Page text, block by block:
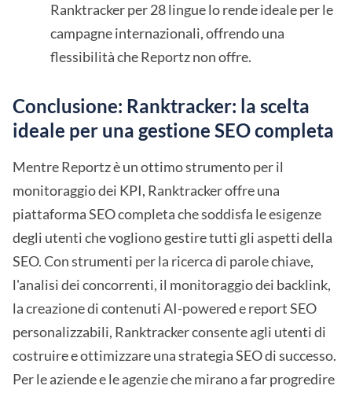
Ranktracker per 28 lingue lo rende ideale per le
campagne internazionali, offrendo una
flessibilità che Reportz non offre.
Conclusione: Ranktracker: la scelta
ideale per una gestione SEO completa
Mentre Reportz è un ottimo strumento per il
monitoraggio dei KPI, Ranktracker offre una
piattaforma SEO completa che soddisfa le esigenze
degli utenti che vogliono gestire tutti gli aspetti della
SEO. Con strumenti per la ricerca di parole chiave,
l'analisi dei concorrenti, il monitoraggio dei backlink,
la creazione di contenuti AI-powered e report SEO
personalizzabili, Ranktracker consente agli utenti di
costruire e ottimizzare una strategia SEO di successo.
Per le aziende e le agenzie che mirano a far progredire